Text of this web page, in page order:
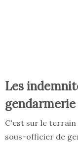
Les
C'est sur le terrain
sous-officier de